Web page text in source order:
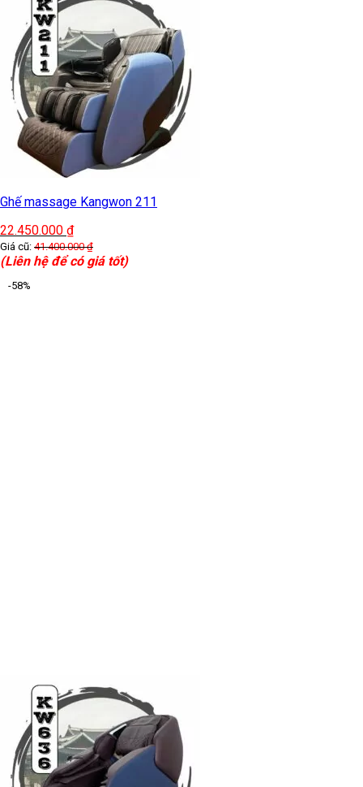
Ghế massage Kangwon 211
22.450.000 ₫
Giá cũ: 41.400.000₫
(Liên hệ để có giá tốt)
-58%